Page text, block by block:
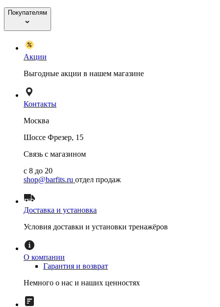
Покупателям
Акции
Выгодные акции в нашем магазине
Контакты
Москва
Шоссе Фрезер, 15
Связь с магазином
с 8 до 20
shop@barfits.ru отдел продаж
Доставка и установка
Условия доставки и установки тренажёров
О компании
Гарантия и возврат
Немного о нас и наших ценностях